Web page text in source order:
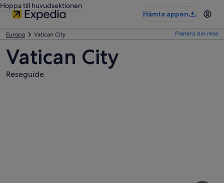
Hoppa till huvudsektionen
Hämta appen
Europa Vatican City Planera din resa
Vatican City
Reseguide